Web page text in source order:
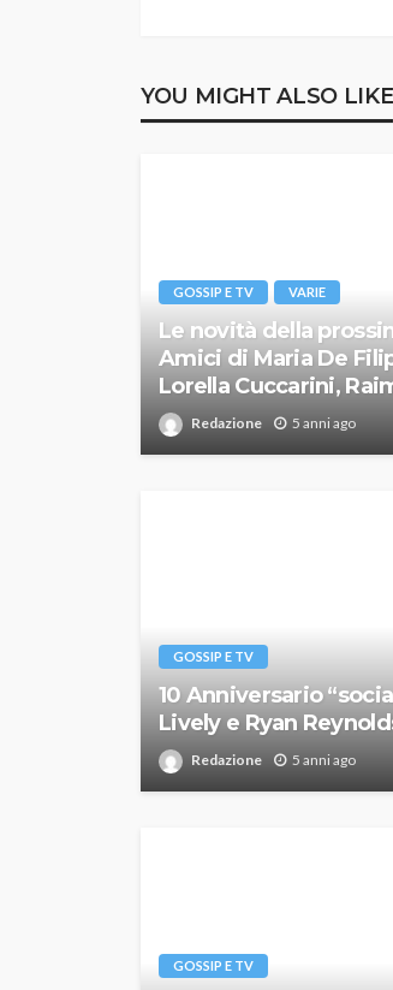
YOU MIGHT ALSO LIKE
GOSSIP E TV VARIE
Le novità della
Amici di Maria De
Lorella Cuccarini,
Redazione 5 anni ago
GOSSIP E TV
10 Anniversario
Lively e Ryan
Redazione 5 anni ago
GOSSIP E TV